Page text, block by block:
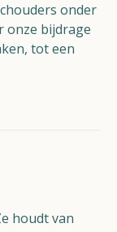
onder
onze bijdrage
tot een
houdt van